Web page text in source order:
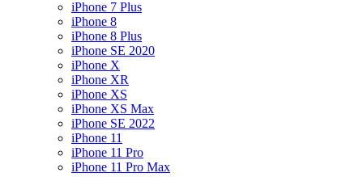
iPhone 7 Plus
iPhone 8
iPhone 8 Plus
iPhone SE 2020
iPhone X
iPhone XR
iPhone XS
iPhone XS Max
iPhone SE 2022
iPhone 11
iPhone 11 Pro
iPhone 11 Pro Max